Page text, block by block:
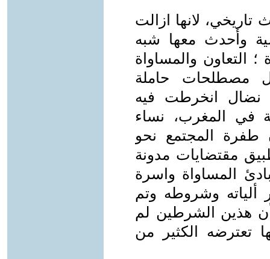
لانها ازالت
وأحدث معها شبه
التعاون والمساواة
مصطلحات حاملة
نضال انخرطت فيه
في المغرب، نساء
المجتمع نحو
مقتضايات مدونة
المساواة واسرة
ألياته وشروطه وتم
أن هذين الشرطين لم
تعترضه الكثير من